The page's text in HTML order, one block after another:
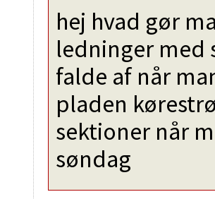
hej hvad gør
ledninger med
falde af når
pladen
sektioner når
søndag